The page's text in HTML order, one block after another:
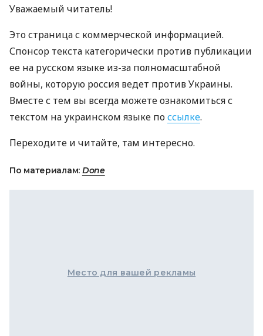
Уважаемый читатель!
Это страница с коммерческой информацией.
Спонсор текста категорически против публикации
ее на русском языке из-за полномасштабной
войны, которую россия ведет против Украины.
Вместе с тем вы всегда можете ознакомиться с
текстом на украинском языке поссылке.
Переходите и читайте, там интересно.
По материалам: Done
Место для вашей рекламы